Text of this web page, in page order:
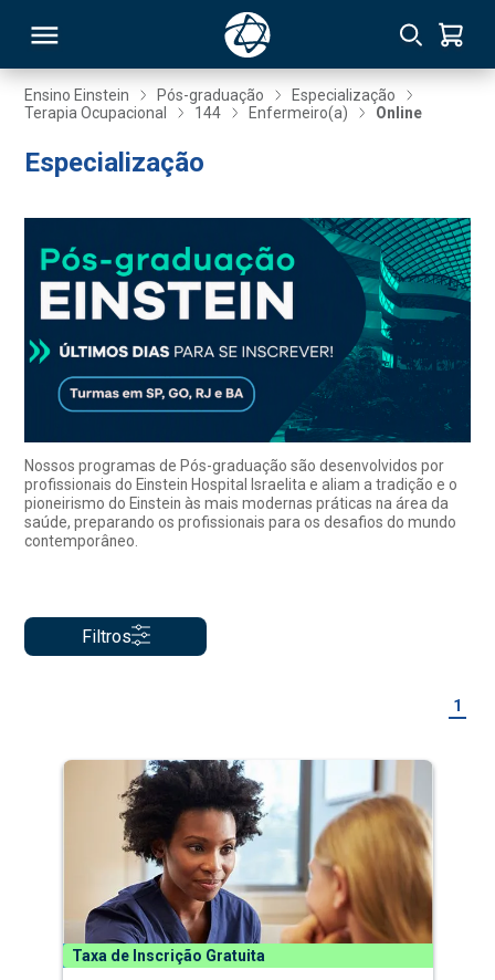
Ensino Einstein Pós-graduação
Especialização
Terapia Ocupacional
144 Enfermeiro(a) Online
Especialização
Nossos programas de Pós-graduação são desenvolvidos por
profissionais do Einstein Hospital Israelita e aliam a tradição e o
pioneirismo do Einstein às mais modernas práticas na área da
saúde, preparando os profissionais para os desafios do mundo
contemporâneo.
Filtros
1
Taxa de Inscrição Gratuita